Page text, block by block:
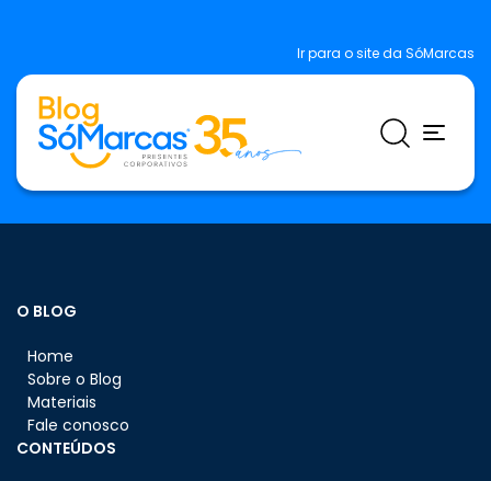
Ir para o site da SóMarcas
O BLOG
Home
Sobre o Blog
Materiais
Fale conosco
CONTEÚDOS